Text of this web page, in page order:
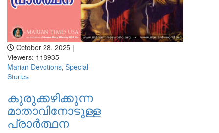
October 28, 2025 |
Viewers: 118935
Marian Devotions, Special
Stories
കുരുക്കഴിക്കുന്ന
മാതാവിനോടുള്ള
പ്രാര്‍ത്ഥന